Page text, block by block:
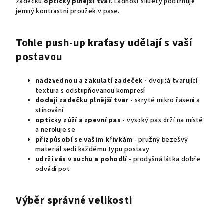
jemný kontrastní proužek v pase.
Tohle push-up kraťasy udělají s vaší
postavou
nadzvednou a zakulatí zadeček - dvojitá tvarující
textura s odstupňovanou kompresí
dodají zadečku plnější tvar - skryté mikro řasení a
stínování
opticky zúží a zpevní pas - vysoký pas drží na místě
a neroluje se
přizpůsobí se vašim křivkám - pružný bezešvý
materiál sedí každému typu postavy
udrží vás v suchu a pohodlí - prodyšná látka dobře
odvádí pot
Výběr správné velikosti